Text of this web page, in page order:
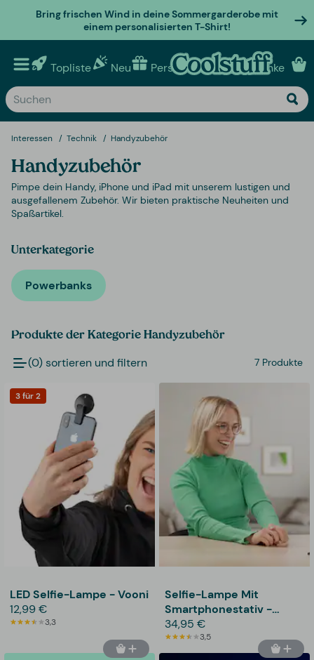
Bring frischen Wind in deine Sommergarderobe mit
einem personalisierten T-Shirt!
Topliste Neu Personalisierte geschenke
Interessen Technik Handyzubehör
Handyzubehör
Pimpe dein Handy, iPhone und iPad mit unserem lustigen und
ausgefallenem Zubehör. Wir bieten praktische Neuheiten und
Spaßartikel.
Unterkategorie
Powerbanks
Produkte der Kategorie Handyzubehör
(0) sortieren und filtern 7 Produkte
3 für 2
LED Selfie-Lampe - Vooni
12,99 €
3,3
Selfie-Lampe Mit
Smartphonestativ -
Vooni
34,95 €
3,5